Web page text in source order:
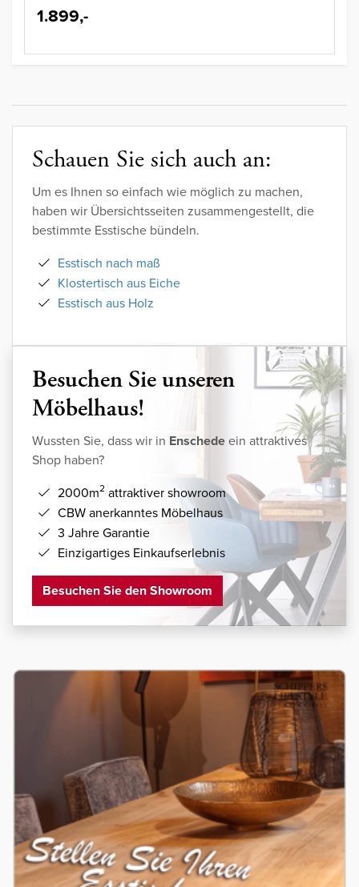
1.899,-
Schauen Sie sich auch an:
Um es Ihnen so einfach wie möglich zu machen,
haben wir Übersichtsseiten zusammengestellt, die
bestimmte Esstische bündeln.
Esstisch nach maß
Klostertisch aus Eiche
Esstisch aus Holz
Besuchen Sie unseren
Möbelhaus!
Wussten Sie, dass wir in Enschedeein attraktives
Shop haben?
2000m2 attraktiver showroom
CBW anerkanntes Möbelhaus
3 Jahre Garantie
Einzigartiges Einkaufserlebnis
Besuchen Sie den Showroom